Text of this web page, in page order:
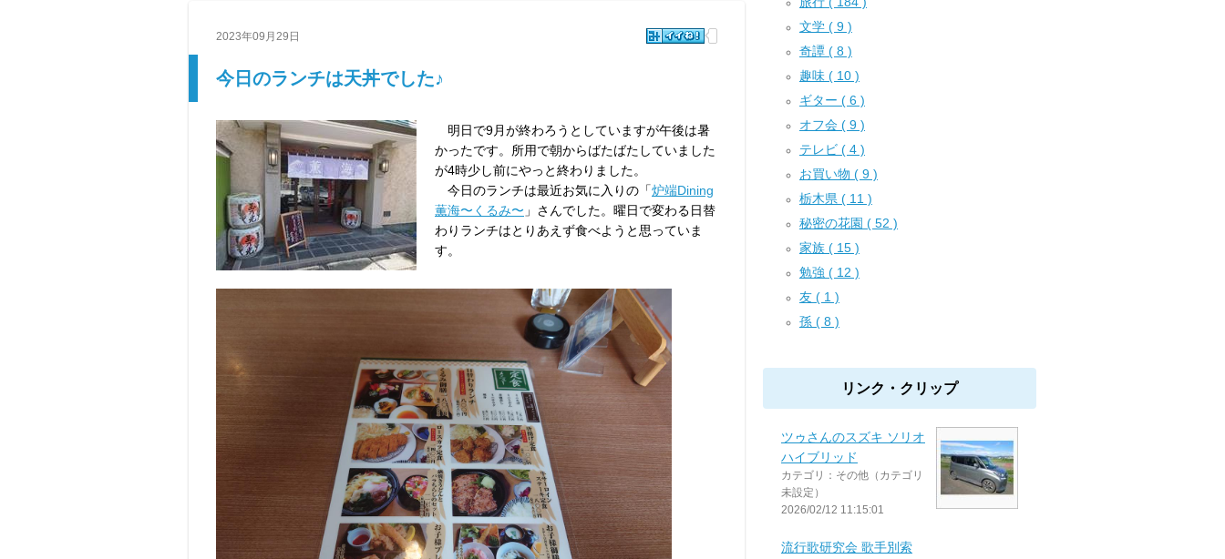
2023年09月29日
今日のランチは天丼でした♪
明日で9月が終わろうとしていますが午後は暑
かったです。所用で朝からばたばたしていました
が4時少し前にやっと終わりました。
今日のランチは最近お気に入りの「炉端Dining
薫海〜くるみ〜 」さんでした。曜日で変わる日替
わりランチはとりあえず食べようと思っていま
す。
文学 ( 9 )
奇譚 ( 8 )
趣味 ( 10 )
ギター ( 6 )
オフ会 ( 9 )
テレビ ( 4 )
お買い物 ( 9 )
栃木県 ( 11 )
秘密の花園 ( 52 )
家族 ( 15 )
勉強 ( 12 )
友 ( 1 )
孫 ( 8 )
リンク・クリップ
ツゥさんのスズキ ソリオ
ハイブリッド
カテゴリ：その他（カテゴリ
未設定）
2026/02/12 11:15:01
流行歌研究会 歌手別索